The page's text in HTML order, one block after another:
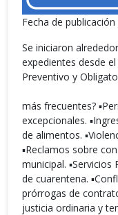
Fecha de
Se iniciaron
expedientes desde
Preventivo y
más frecuentes?
excepcionales.
de alimentos.
▪Reclamos sobre
municipal. ▪Servicios
de cuarentena.
prórrogas de
justicia ordinaria y